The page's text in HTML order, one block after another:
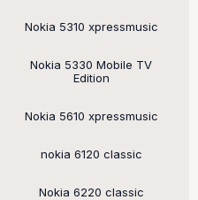
Nokia 5310 xpressmusic
Nokia 5330 Mobile TV
Edition
Nokia 5610 xpressmusic
nokia 6120 classic
Nokia 6220 classic